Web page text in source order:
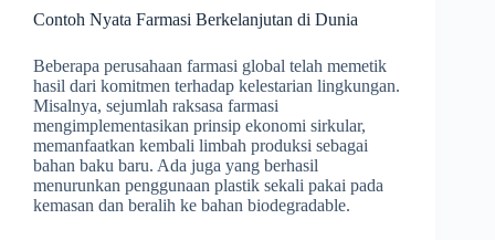
Contoh Nyata Farmasi Berkelanjutan di Dunia
Beberapa perusahaan farmasi global telah memetik
hasil dari komitmen terhadap kelestarian lingkungan.
Misalnya, sejumlah raksasa farmasi
mengimplementasikan prinsip ekonomi sirkular,
memanfaatkan kembali limbah produksi sebagai
bahan baku baru. Ada juga yang berhasil
menurunkan penggunaan plastik sekali pakai pada
kemasan dan beralih ke bahan biodegradable.